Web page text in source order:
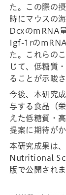
た。この際の
時にマウスの
DcxのmRNA
Igf-1rの
た。これらの
じて、低糖質
ることが示唆
今後、本研究
与する食品（
えた低糖質・
提案に期待がか
本研究成果は
Nutritional
版で公開されま